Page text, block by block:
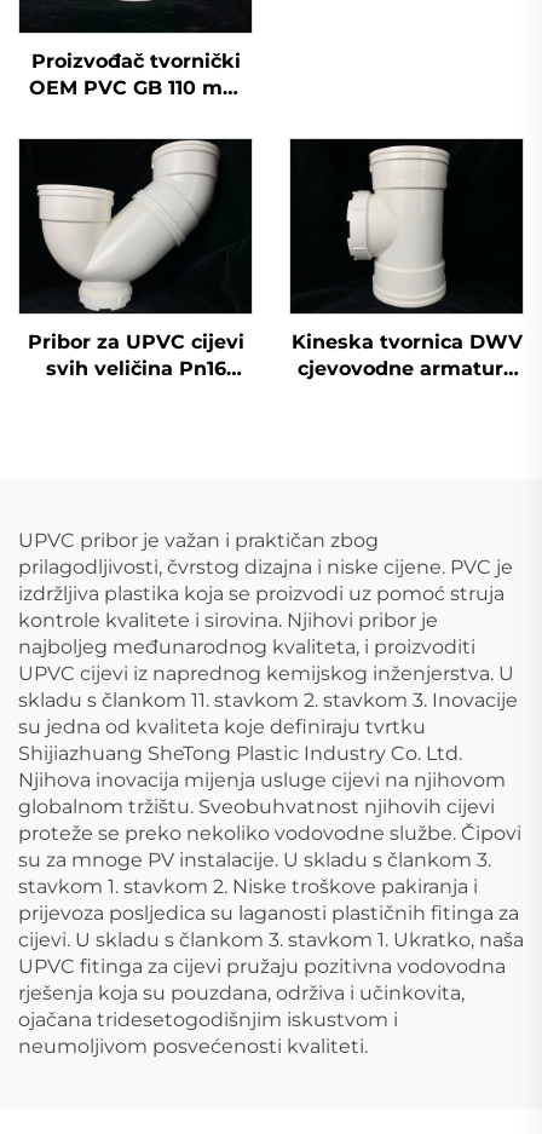
Proizvođač tvornički
OEM PVC GB 110 mm
boca pribor za cijevi
UPVC, koljeno pod 45
stupnjeva
Pribor za UPVC cijevi
svih veličina Pn16
Kineska tvornica DWV
cjevovodne armature
UPVC pribor je važan i praktičan zbog
prilagodljivosti, čvrstog dizajna i niske cijene. PVC je
izdržljiva plastika koja se proizvodi uz pomoć struja
kontrole kvalitete i sirovina. Njihovi pribor je
najboljeg međunarodnog kvaliteta, i proizvoditi
UPVC cijevi iz naprednog kemijskog inženjerstva. U
skladu s člankom 11. stavkom 2. stavkom 3. Inovacije
su jedna od kvaliteta koje definiraju tvrtku
Shijiazhuang SheTong Plastic Industry Co. Ltd.
Njihova inovacija mijenja usluge cijevi na njihovom
globalnom tržištu. Sveobuhvatnost njihovih cijevi
proteže se preko nekoliko vodovodne službe. Čipovi
su za mnoge PV instalacije. U skladu s člankom 3.
stavkom 1. stavkom 2. Niske troškove pakiranja i
prijevoza posljedica su laganosti plastičnih fitinga za
cijevi. U skladu s člankom 3. stavkom 1. Ukratko, naša
UPVC fitinga za cijevi pružaju pozitivna vodovodna
rješenja koja su pouzdana, održiva i učinkovita,
ojačana tridesetogodišnjim iskustvom i
neumoljivom posvećenosti kvaliteti.